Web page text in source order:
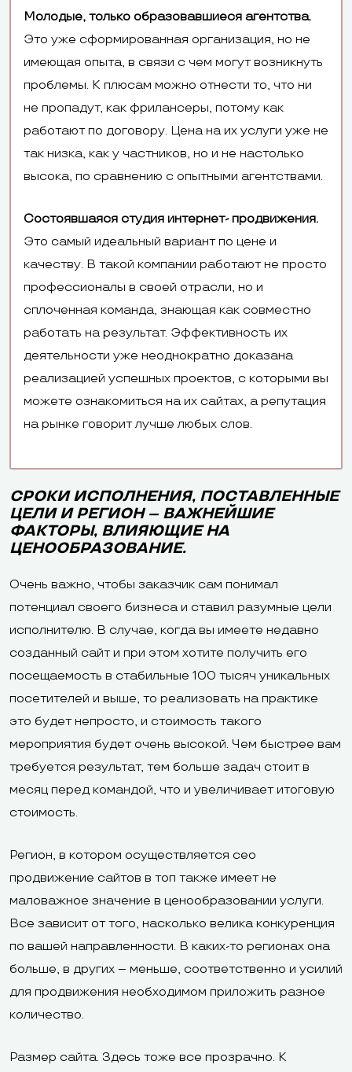
Молодые, только образовавшиеся агентства.
Это уже сформированная организация, но не
имеющая опыта, в связи с чем могут возникнуть
проблемы. К плюсам можно отнести то, что ни
не пропадут, как фрилансеры, потому как
работают по договору. Цена на их услуги уже не
так низка, как у частников, но и не настолько
высока, по сравнению с опытными агентствами.
Состоявшаяся студия интернет- продвижения.
Это самый идеальный вариант по цене и
качеству. В такой компании работают не просто
профессионалы в своей отрасли, но и
сплоченная команда, знающая как совместно
работать на результат. Эффективность их
деятельности уже неоднократно доказана
реализацией успешных проектов, с которыми вы
можете ознакомиться на их сайтах, а репутация
на рынке говорит лучше любых слов.
СРОКИ ИСПОЛНЕНИЯ, ПОСТАВЛЕННЫЕ
ЦЕЛИ И РЕГИОН – ВАЖНЕЙШИЕ
ФАКТОРЫ, ВЛИЯЮЩИЕ НА
ЦЕНООБРАЗОВАНИЕ.
Очень важно, чтобы заказчик сам понимал
потенциал своего бизнеса и ставил разумные цели
исполнителю. В случае, когда вы имеете недавно
созданный сайт и при этом хотите получить его
посещаемость в стабильные 100 тысяч уникальных
посетителей и выше, то реализовать на практике
это будет непросто, и стоимость такого
мероприятия будет очень высокой. Чем быстрее вам
требуется результат, тем больше задач стоит в
месяц перед командой, что и увеличивает итоговую
стоимость.
Регион, в котором осуществляется сео
продвижение сайтов в топ также имеет не
маловажное значение в ценообразовании услуги.
Все зависит от того, насколько велика конкуренция
по вашей направленности. В каких-то регионах она
больше, в других – меньше, соответственно и усилий
для продвижения необходимом приложить разное
количество.
Размер сайта. Здесь тоже все прозрачно. К